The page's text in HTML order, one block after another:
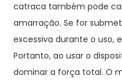
catraca também pode
amarração. Se for
excessiva durante o uso,
Portanto, ao usar o
dominar a força total. O